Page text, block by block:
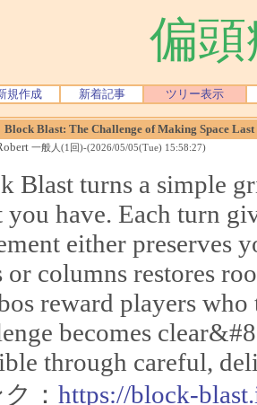
偏
規作成 新着記事 ツリー表示
Block Blast: The Challenge of Making Space Last
一般人(1回)-(2026/05/05(Tue) 15:58:27)
Blast turns a simple
you have. Each turn
either preserves
or columns restores
reward players
becomes
through careful,
： https://block-